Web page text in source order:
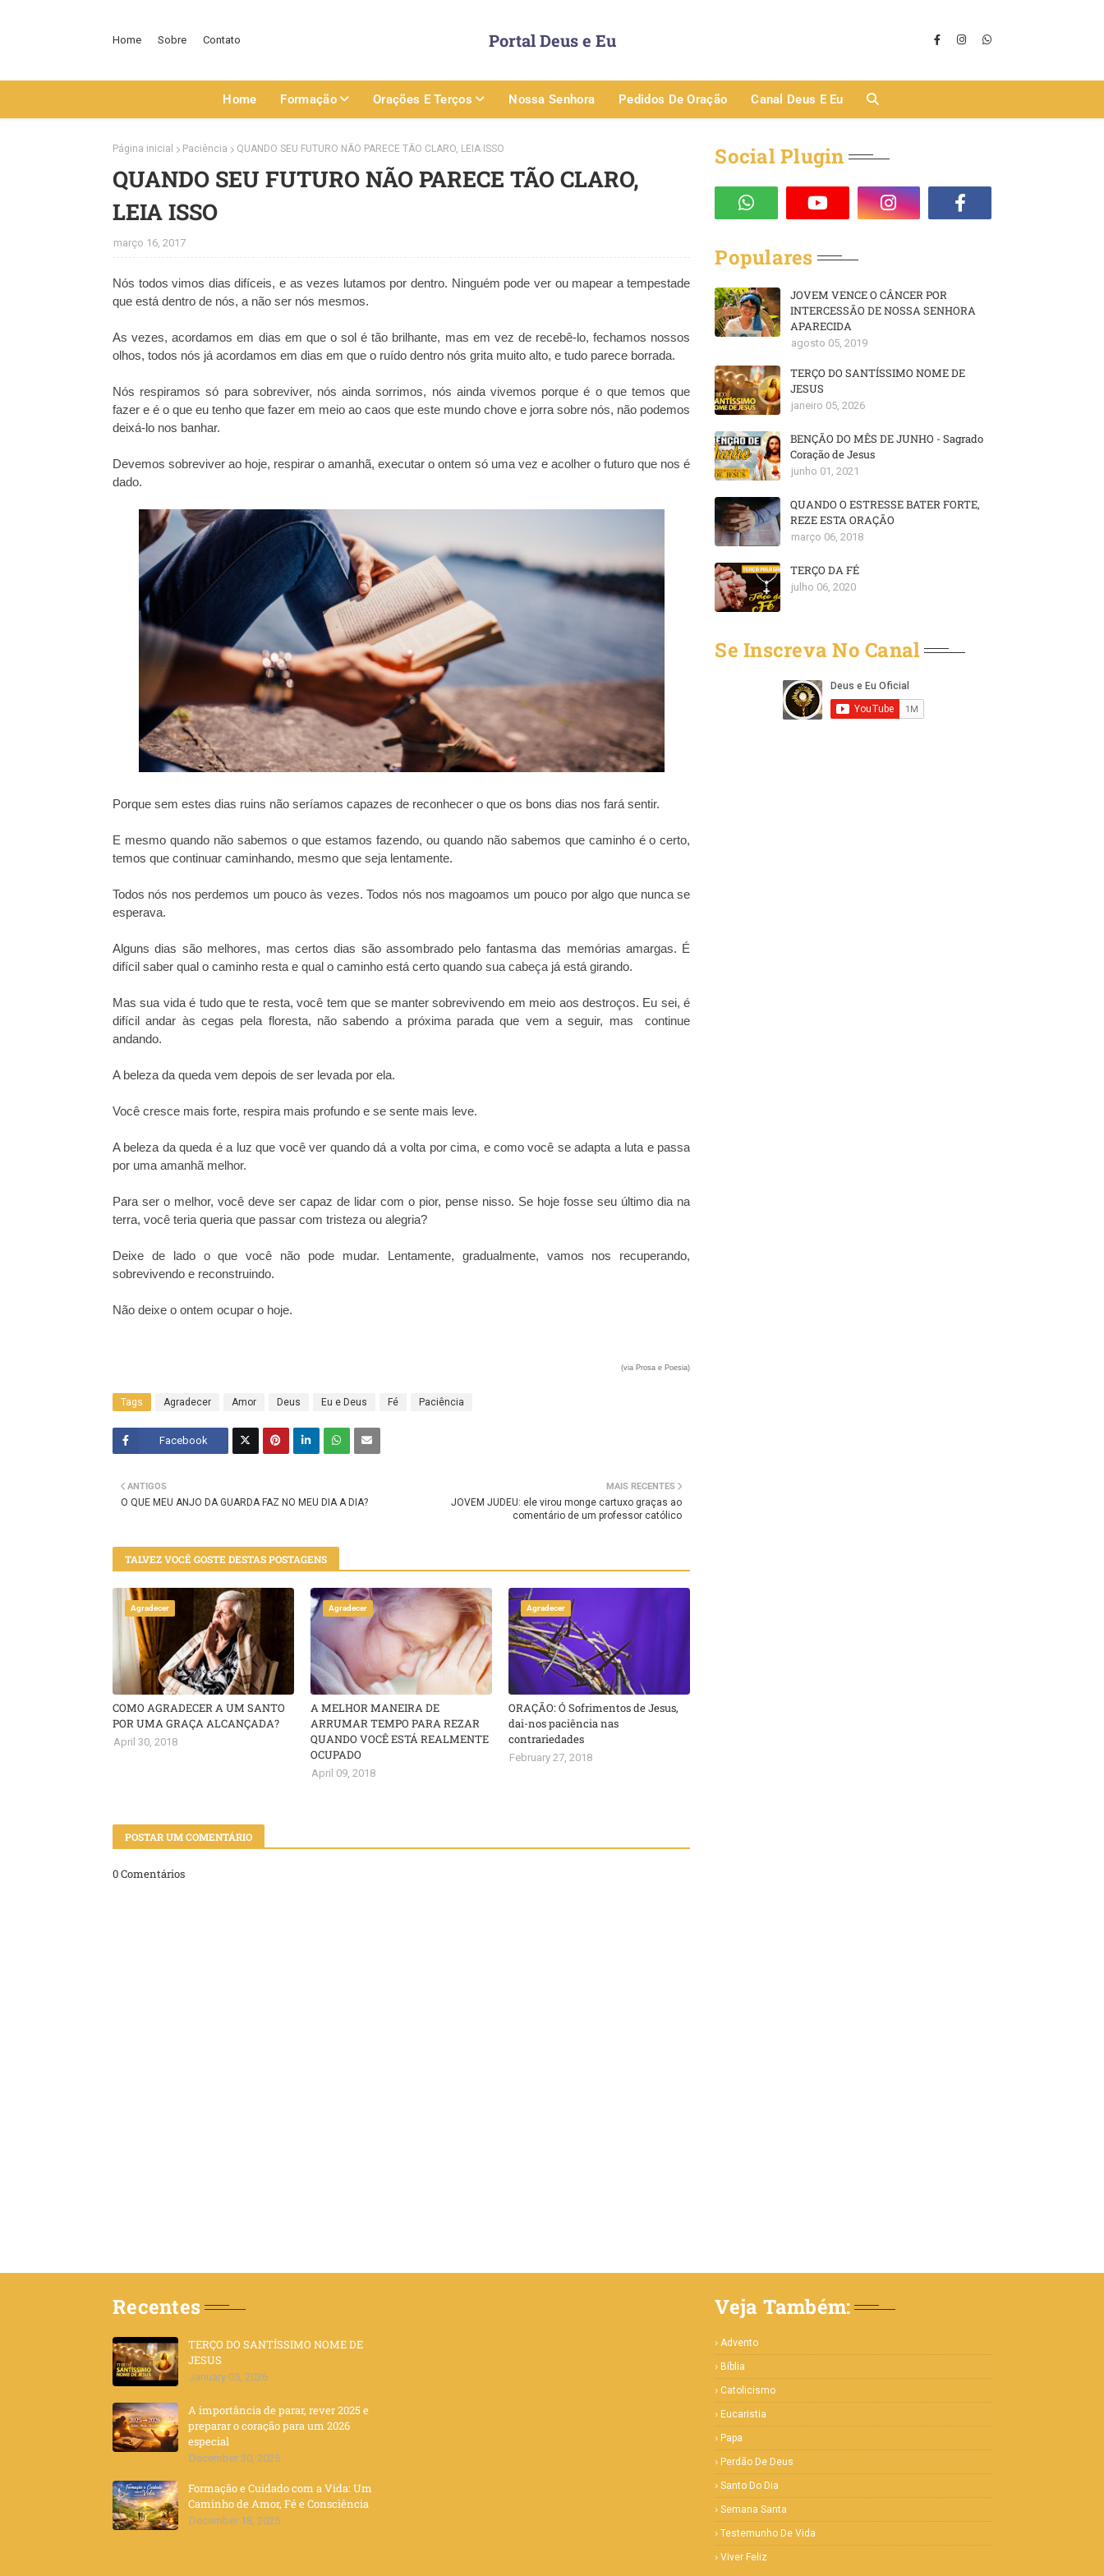
Home Sobre Contato Portal Deus e Eu
Home Formação Orações E Terços Nossa Senhora Pedidos De Oração Canal Deus E Eu
Página inicial Paciência QUANDO SEU FUTURO NÃO PARECE TÃO CLARO, LEIA ISSO
QUANDO SEU FUTURO NÃO PARECE TÃO CLARO,
LEIA ISSO
março 16, 2017
Nós todos vimos dias difíceis, e as vezes lutamos por dentro. Ninguém pode ver ou mapear a tempestade
que está dentro de nós, a não ser nós mesmos.
As vezes, acordamos em dias em que o sol é tão brilhante, mas em vez de recebê-lo, fechamos nossos
olhos, todos nós já acordamos em dias em que o ruído dentro nós grita muito alto, e tudo parece borrada.
Nós respiramos só para sobreviver, nós ainda sorrimos, nós ainda vivemos porque é o que temos que
fazer e é o que eu tenho que fazer em meio ao caos que este mundo chove e jorra sobre nós, não podemos
deixá-lo nos banhar.
Devemos sobreviver ao hoje, respirar o amanhã, executar o ontem só uma vez e acolher o futuro que nos é
dado.
Porque sem estes dias ruins não seríamos capazes de reconhecer o que os bons dias nos fará sentir.
E mesmo quando não sabemos o que estamos fazendo, ou quando não sabemos que caminho é o certo,
temos que continuar caminhando, mesmo que seja lentamente.
Todos nós nos perdemos um pouco às vezes. Todos nós nos magoamos um pouco por algo que nunca se
esperava.
Alguns dias são melhores, mas certos dias são assombrado pelo fantasma das memórias amargas. É
difícil saber qual o caminho resta e qual o caminho está certo quando sua cabeça já está girando.
Mas sua vida é tudo que te resta, você tem que se manter sobrevivendo em meio aos destroços. Eu sei, é
difícil andar às cegas pela floresta, não sabendo a próxima parada que vem a seguir, mas continue
andando.
A beleza da queda vem depois de ser levada por ela.
Você cresce mais forte, respira mais profundo e se sente mais leve.
A beleza da queda é a luz que você ver quando dá a volta por cima, e como você se adapta a luta e passa
por uma amanhã melhor.
Para ser o melhor, você deve ser capaz de lidar com o pior, pense nisso. Se hoje fosse seu último dia na
terra, você teria queria que passar com tristeza ou alegria?
Deixe de lado o que você não pode mudar. Lentamente, gradualmente, vamos nos recuperando,
sobrevivendo e reconstruindo.
Não deixe o ontem ocupar o hoje.
(via Prosa e Poesia)
Tags Agradecer Amor Deus Eu e Deus Fé Paciência
Facebook
MAIS RECENTES
JOVEM JUDEU: ele virou monge cartuxo graças ao
comentário de um professor católico
ANTIGOS
O QUE MEU ANJO DA GUARDA FAZ NO MEU DIA A DIA?
TALVEZ VOCÊ GOSTE DESTAS POSTAGENS
Agradecer
COMO AGRADECER A UM SANTO
POR UMA GRAÇA ALCANÇADA?
April 30, 2018
Agradecer
A MELHOR MANEIRA DE
ARRUMAR TEMPO PARA REZAR
QUANDO VOCÊ ESTÁ REALMENTE
OCUPADO
April 09, 2018
Agradecer
ORAÇÃO: Ó Sofrimentos de Jesus,
dai-nos paciência nas
contrariedades
February 27, 2018
POSTAR UM COMENTÁRIO
0 Comentários
Social Plugin
Populares
JOVEM VENCE O CÂNCER POR
INTERCESSÃO DE NOSSA SENHORA
APARECIDA
agosto 05, 2019
TERÇO DO SANTÍSSIMO NOME DE
JESUS
janeiro 05, 2026
BENÇÃO DO MÊS DE JUNHO - Sagrado
Coração de Jesus
junho 01, 2021
QUANDO O ESTRESSE BATER FORTE,
REZE ESTA ORAÇÃO
março 06, 2018
TERÇO DA FÉ
julho 06, 2020
Se Inscreva No Canal
Recentes
TERÇO DO SANTÍSSIMO NOME DE
JESUS
January 05, 2026
A importância de parar, rever 2025 e
preparar o coração para um 2026
especial
December 30, 2025
Formação e Cuidado com a Vida: Um
Caminho de Amor, Fé e Consciência
December 18, 2025
Veja Também:
Advento
Bíblia
Catolicismo
Eucaristia
Papa
Perdão De Deus
Santo Do Dia
Semana Santa
Testemunho De Vida
Viver Feliz